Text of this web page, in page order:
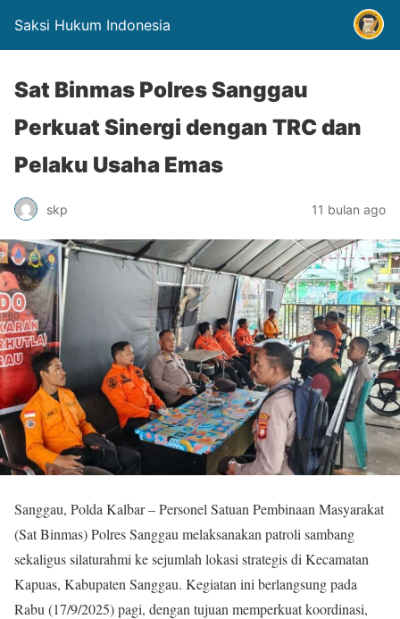
Saksi Hukum Indonesia
Sat Binmas Polres Sanggau
Perkuat Sinergi dengan TRC dan
Pelaku Usaha Emas
skp 11 bulan ago
Sanggau, Polda Kalbar – Personel Satuan Pembinaan Masyarakat
(Sat Binmas) Polres Sanggau melaksanakan patroli sambang
sekaligus silaturahmi ke sejumlah lokasi strategis di Kecamatan
Kapuas, Kabupaten Sanggau. Kegiatan ini berlangsung pada
Rabu (17/9/2025) pagi, dengan tujuan memperkuat koordinasi,